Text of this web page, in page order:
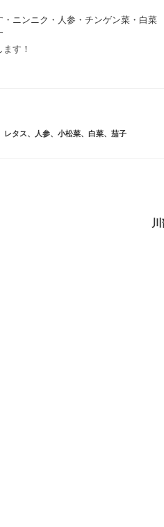
ニンニク・人参・チンゲン菜・白菜
す！
レタス、 人参、 小松菜、 白菜、 茄子